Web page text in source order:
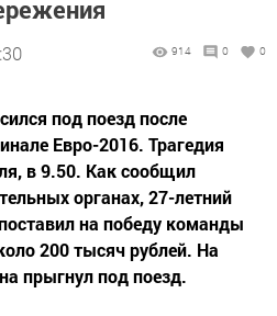
914 0 0
под поезд после
Евро-2016. Трагедия
в 9.50. Как сообщил
органах, 27-летний
на победу команды
200 тысяч рублей. На
прыгнул под поезд.